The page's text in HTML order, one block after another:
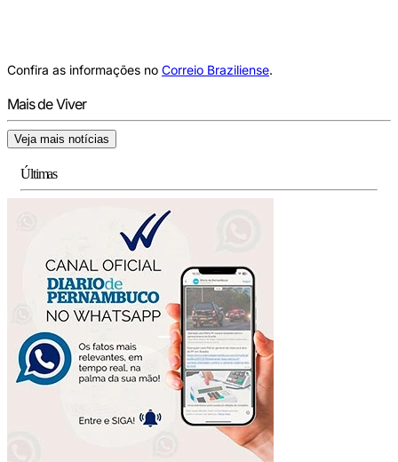
Confira as informações no Correio Braziliense.
Mais de Viver
Veja mais notícias
Últimas